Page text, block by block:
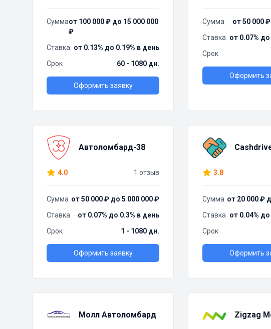
Суммаот 100 000 ₽ до 15 000 000
₽
Ставка от 0.13% до 0.19% в день
Срок
60 - 1080 дн.
Оформить заявку
Сумма
от 50 000
Ставка от 0.07%
Срок
Оформить
Автоломбард-38
4.0 1 отзыв
Сумма от 50 000 ₽ до 5 000 000 ₽
Ставка
от 0.07% до 0.3% в день
Срок
1 - 1080 дн.
Оформить заявку
3.8
Сумма от 20 000 ₽
Ставка от 0.04%
Срок
Оформить
Молл Автоломбард Zigzag